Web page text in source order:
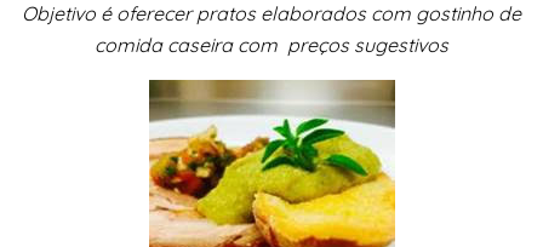
Objetivo é oferecer pratos elaborados com gostinho de
comida caseira com preços sugestivos